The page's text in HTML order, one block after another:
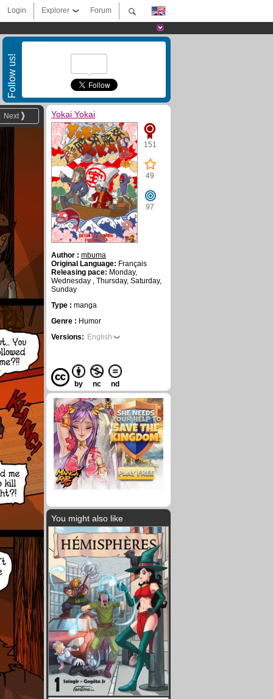
Forum
Explorer
Login
Follow us!
Next Yokai Yokai
151
49
97
Author : mbuma
Original Language: Français
Releasing pace: Monday,
Wednesday , Thursday, Saturday,
Sunday
Type : manga
Genre : Humor
Versions: English
by nc nd
You might also like